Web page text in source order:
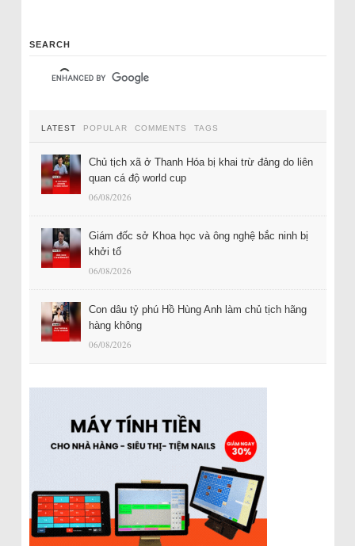
SEARCH
LATEST POPULAR COMMENTS TAGS
Chủ tịch xã ở Thanh Hóa bị khai trừ đảng do liên
quan cá độ world cup
06/08/2026
Giám đốc sở Khoa học và ông nghệ bắc ninh bị
khởi tố
06/08/2026
Con dâu tỷ phú Hồ Hùng Anh làm chủ tịch hãng
hàng không
06/08/2026